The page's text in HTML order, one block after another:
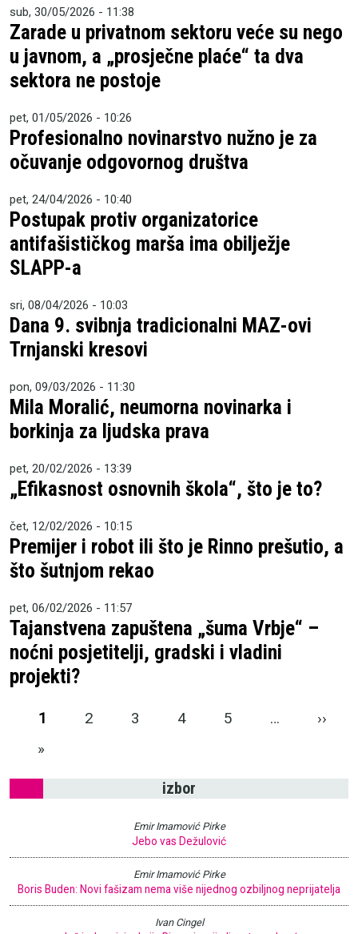
sub, 30/05/2026 - 11:38
Zarade u privatnom sektoru veće su nego
u javnom, a „prosječne plaće“ ta dva
sektora ne postoje
pet, 01/05/2026 - 10:26
Profesionalno novinarstvo nužno je za
očuvanje odgovornog društva
pet, 24/04/2026 - 10:40
Postupak protiv organizatorice
antifašističkog marša ima obilježje
SLAPP-a
sri, 08/04/2026 - 10:03
Dana 9. svibnja tradicionalni MAZ-ovi
Trnjanski kresovi
pon, 09/03/2026 - 11:30
Mila Moralić, neumorna novinarka i
borkinja za ljudska prava
pet, 20/02/2026 - 13:39
„Efikasnost osnovnih škola“, što je to?
čet, 12/02/2026 - 10:15
Premijer i robot ili što je Rinno prešutio, a
što šutnjom rekao
pet, 06/02/2026 - 11:57
Tajanstvena zapuštena „šuma Vrbje“ –
noćni posjetitelji, gradski i vladini
projekti?
Pagination
1 2 3 4 5 … ››
»
izbor
Emir Imamović Pirke
Jebo vas Dežulović
Emir Imamović Pirke
Boris Buden: Novi fašizam nema više nijednog ozbiljnog neprijatelja
Ivan Cingel